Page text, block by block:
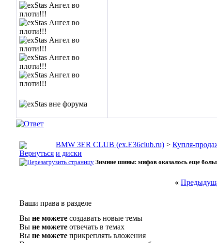
BMW 3ER CLUB (ex.E36club.ru) > Купля-
и диски
Зимние шины: мифов оказалось еще
«
Ваши права в разделе
Вы не можете создавать новые темы
Вы не можете отвечать в темах
Вы не можете прикреплять вложения